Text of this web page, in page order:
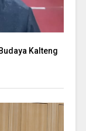
Kalteng